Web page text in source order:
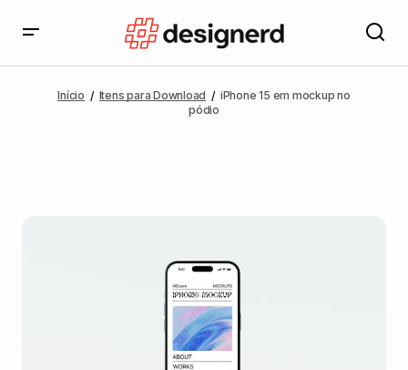
Início Itens para Download
iPhone 15 em mockup no
pódio